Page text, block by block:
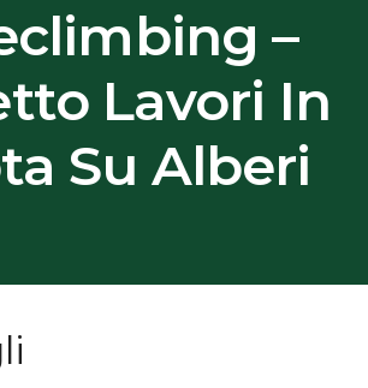
–
Lavori In
Su Alberi